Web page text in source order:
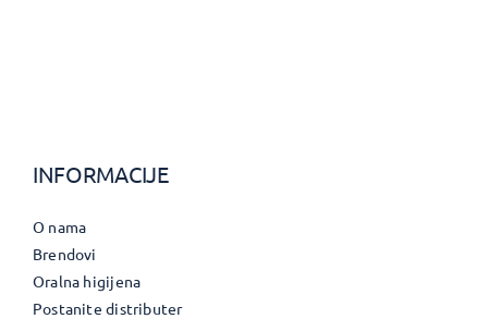
INFORMACIJE
O nama
Brendovi
Oralna higijena
Postanite distributer